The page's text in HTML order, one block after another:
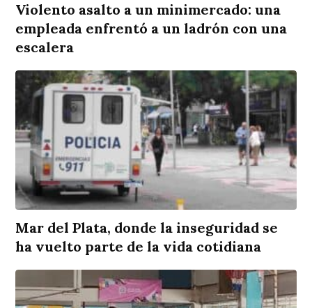
Violento asalto a un minimercado: una
empleada enfrentó a un ladrón con una
escalera
Mar del Plata, donde la inseguridad se
ha vuelto parte de la vida cotidiana